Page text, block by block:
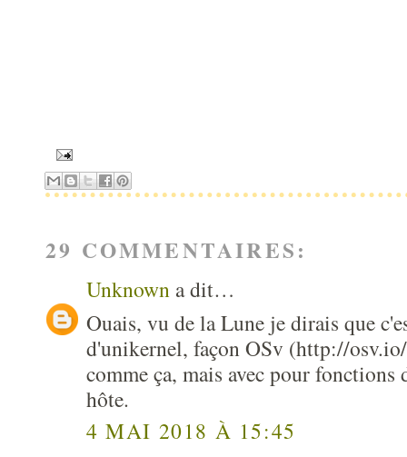
29 COMMENTAIRES:
Unknown a dit…
Ouais, vu de la Lune je dirais que
d'unikernel, façon OSv (http://
comme ça, mais avec pour
hôte.
4 MAI 2018 À 15:45